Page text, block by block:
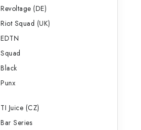
Revoltage (DE)
Riot Squad (UK)
EDTN
Squad
Black
Punx
TI Juice (CZ)
Bar Series